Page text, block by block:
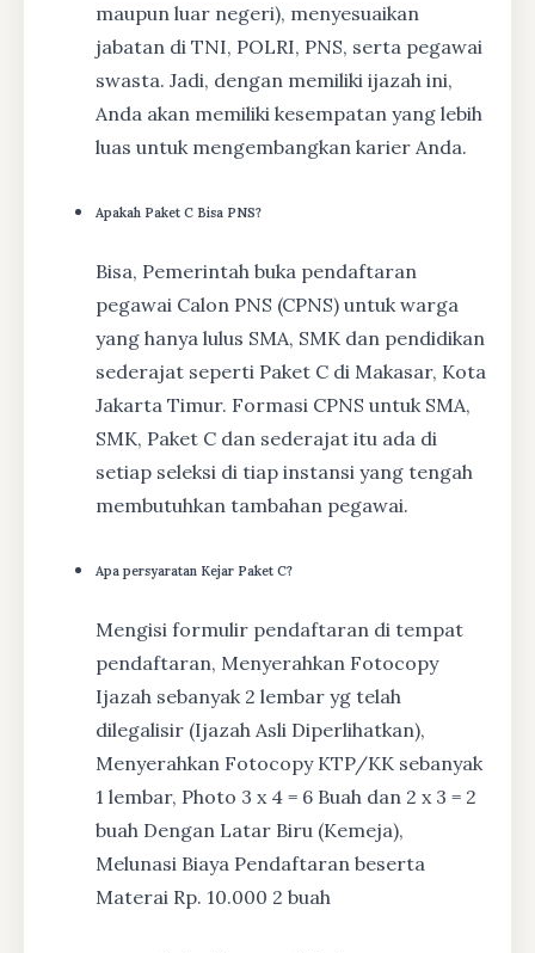
maupun luar negeri), menyesuaikan
jabatan di TNI, POLRI, PNS, serta pegawai
swasta. Jadi, dengan memiliki ijazah ini,
Anda akan memiliki kesempatan yang lebih
luas untuk mengembangkan karier Anda.
Apakah Paket C Bisa PNS?
Bisa, Pemerintah buka pendaftaran
pegawai Calon PNS (CPNS) untuk warga
yang hanya lulus SMA, SMK dan pendidikan
sederajat seperti Paket C di Makasar, Kota
Jakarta Timur. Formasi CPNS untuk SMA,
SMK, Paket C dan sederajat itu ada di
setiap seleksi di tiap instansi yang tengah
membutuhkan tambahan pegawai.
Apa persyaratan Kejar Paket C?
Mengisi formulir pendaftaran di tempat
pendaftaran, Menyerahkan Fotocopy
Ijazah sebanyak 2 lembar yg telah
dilegalisir (Ijazah Asli Diperlihatkan),
Menyerahkan Fotocopy KTP/KK sebanyak
1 lembar, Photo 3 x 4 = 6 Buah dan 2 x 3 = 2
buah Dengan Latar Biru (Kemeja),
Melunasi Biaya Pendaftaran beserta
Materai Rp. 10.000 2 buah